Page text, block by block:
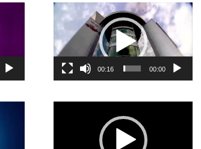
نمایشگر
ویدیو
00:00
00:16